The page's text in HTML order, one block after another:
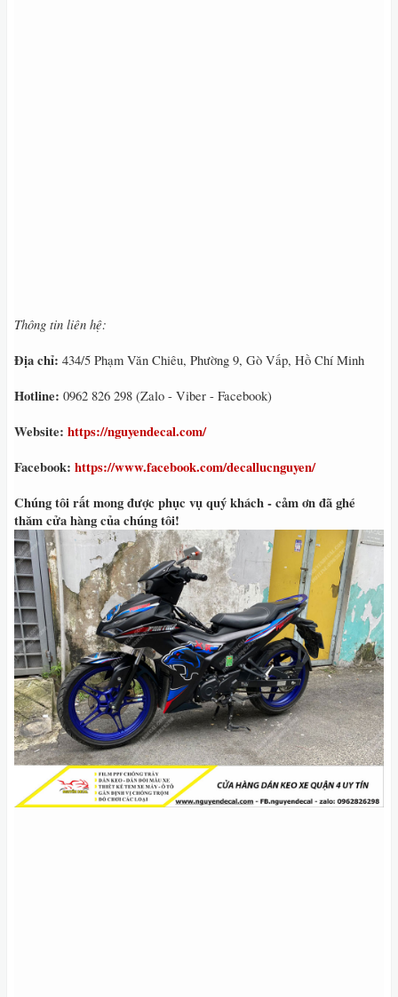
Thông tin liên hệ:
Địa chỉ: 434/5 Phạm Văn Chiêu, Phường 9, Gò Vấp, Hồ Chí Minh
Hotline: 0962 826 298 (Zalo - Viber - Facebook)
Website: https://nguyendecal.com/
Facebook: https://www.facebook.com/decallucnguyen/
Chúng tôi rất mong được phục vụ quý khách - cảm ơn đã ghé
thăm cửa hàng của chúng tôi!